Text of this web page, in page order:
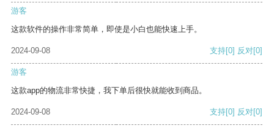
游客
这款软件的操作非常简单，即使是小白也能快速上手。
2024-09-08 支持[0] 反对[0]
游客
这款app的物流非常快捷，我下单后很快就能收到商品。
2024-09-08 支持[0] 反对[0]